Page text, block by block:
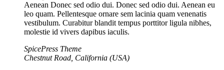
Aenean Donec sed odio dui. Donec sed odio dui. Aenean eu
leo quam. Pellentesque ornare sem lacinia quam venenatis
vestibulum. Curabitur blandit tempus porttitor ligula nibhes,
molestie id vivers dapibus iaculis.
SpicePress Theme
Chestnut Road, California (USA)